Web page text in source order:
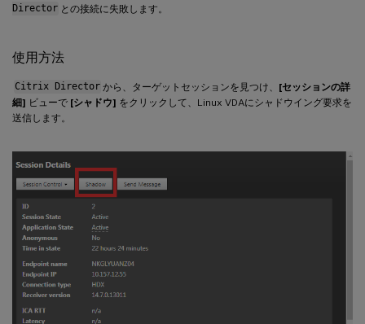
Director との接続に失敗します。
使用方法
Citrix Director から、ターゲットセッションを見つけ、
[セッションの詳
細] ビューで [シャドウ] をクリックして、Linux VDAにシャドウイング要求を
送信します。